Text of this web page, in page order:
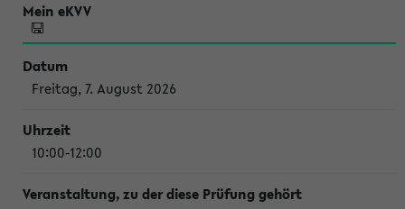
Freitag, 7. August 2026
10:00-12:00